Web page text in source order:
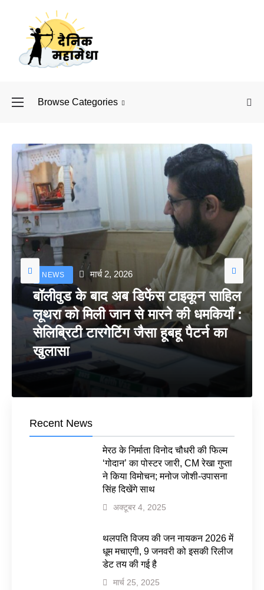
Browse Categories
NEWS मार्च 2, 2026
बॉलीवुड के बाद अब डिफेंस टाइकून साहिल
लूथरा को मिली जान से मारने की धमकियाँ :
सेलिब्रिटी टारगेटिंग जैसा हूबहू पैटर्न का
खुलासा
Recent News
मेरठ के निर्माता विनोद चौधरी की फिल्म
‘गोदान’ का पोस्टर जारी, CM रेखा गुप्ता
ने किया विमोचन; मनोज जोशी-उपासना
सिंह दिखेंगे साथ
अक्टूबर 4, 2025
थलपति विजय की जन नायकन 2026 में
धूम मचाएगी, 9 जनवरी को इसकी रिलीज
डेट तय की गई है
मार्च 25, 2025